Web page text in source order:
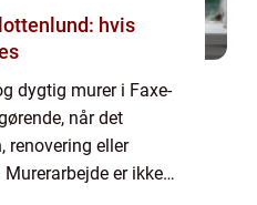
hvis
dygtig murer i Faxe-
når det
renovering eller
er ikke